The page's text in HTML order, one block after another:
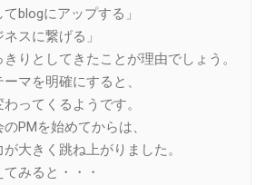
blogにアップする」
スに繋げる」
りとしてきたことが理由でしょう。
マを明確にすると、
ってくるようです。
PMを始めてからは、
大きく跳ね上がりました。
みると・・・